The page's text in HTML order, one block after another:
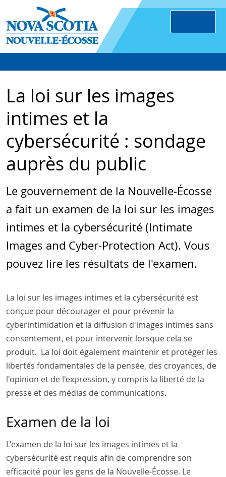
La loi sur les images
intimes et la
cybersécurité : sondage
auprès du public
Le gouvernement de la Nouvelle-Écosse
a fait un examen de la loi sur les images
intimes et la cybersécurité (Intimate
Images and Cyber-Protection Act). Vous
pouvez lire les résultats de l'examen.
La loi sur les images intimes et la cybersécurité est
conçue pour décourager et pour prévenir la
cyberintimidation et la diffusion d'images intimes sans
consentement, et pour intervenir lorsque cela se
produit. La loi doit également maintenir et protéger les
libertés fondamentales de la pensée, des croyances, de
l'opinion et de l'expression, y compris la liberté de la
presse et des médias de communications.
Examen de la loi
L'examen de la loi sur les images intimes et la
cybersécurité est requis afin de comprendre son
efficacité pour les gens de la Nouvelle-Écosse. Le